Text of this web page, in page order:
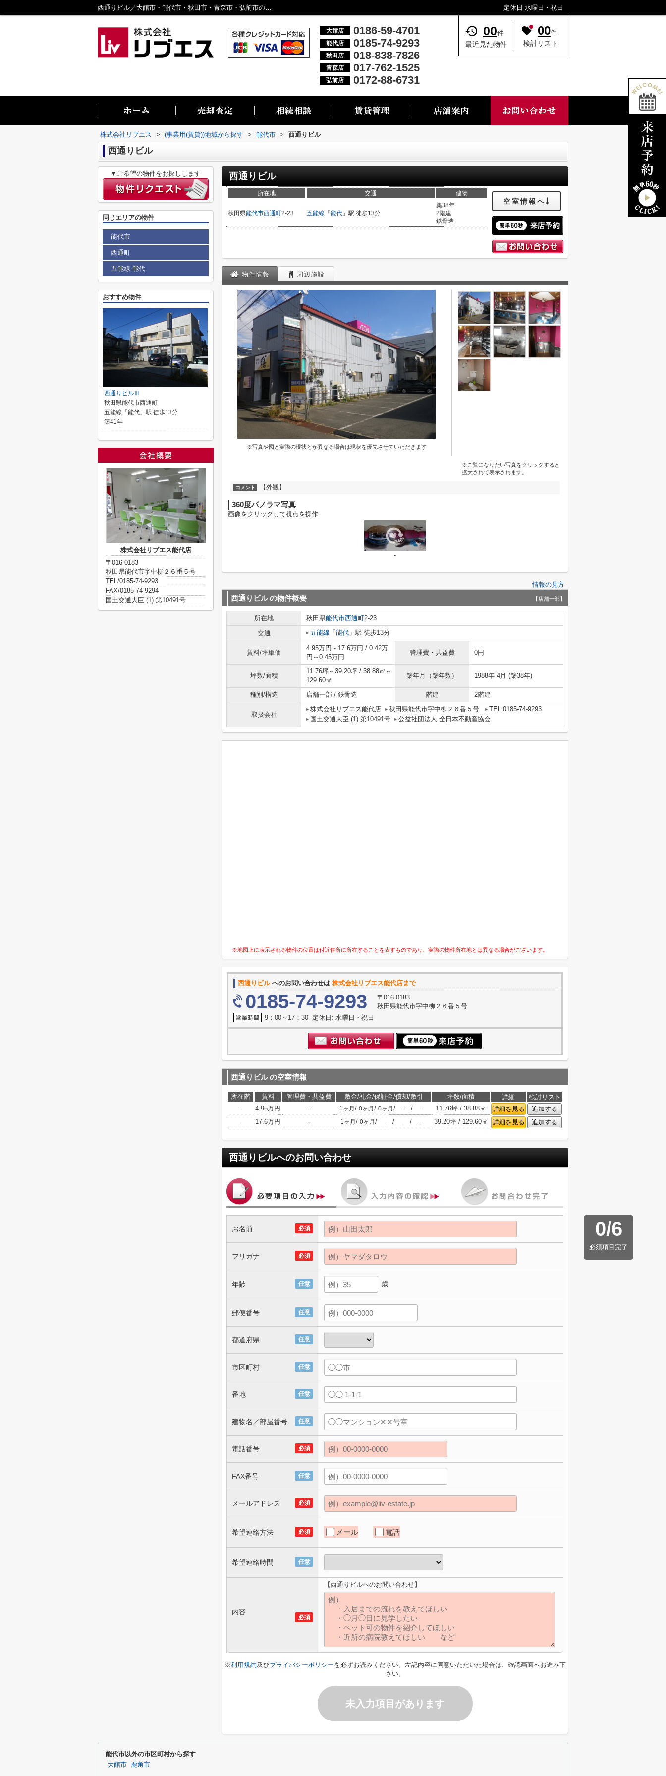
西通りビル／大館市・能代市・秋田市・青森市・弘前市の不動産情報なら株式会社リブエス 定休日 水曜日・祝日
大館店 0186-59-4701
能代店 0185-74-9293
秋田店 018-838-7826
青森店 017-762-1525
弘前店 0172-88-6731
00件
最近見た物件
00件
検討リスト
株式会社リブエス > (事業用(賃貸))地域から探す > 能代市 > 西通りビル
西通りビル
西通りビル
所在地 交通 建物
秋田県能代市西通町2-23 五能線 「 能代 」駅 徒歩13分
築38年
2階建
鉄骨造
空室情報へ
物件情報 周辺施設
※写真や図と実際の現状とが異なる場合は現状を優先させていただきます
※ご覧になりたい写真をクリックすると
拡大されて表示されます。
コメント 【外観】
360度パノラマ写真
画像をクリックして視点を操作
-
情報の見方
西通りビルの物件概要 【店舗一部】
所在地 秋田県能代市西通町2-23
交通
五能線 「 能代 」駅 徒歩13分
賃料/坪単価
4.95万円～17.6万円 / 0.42万
円～0.45万円
管理費・共益費 0円
坪数/面積
11.76坪～39.20坪 / 38.88㎡～
129.60㎡
築年月（築年数） 1988年 4月 (築38年)
種別/構造 店舗一部 / 鉄骨造 階建 2階建
取扱会社
株式会社リブエス能代店 秋田県能代市字中柳２６番５号
TEL:0185-74-9293
国土交通大臣 (1) 第10491号
公益社団法人 全日本不動産協会
※地図上に表示される物件の位置は付近住所に所在することを表すものであり、実際の物件所在地とは異なる場合がございます。
西通りビルへのお問い合わせは 株式会社リブエス能代店まで
0185-74-9293
〒016-0183
秋田県能代市字中柳２６番５号
9：00～17：30 定休日: 水曜日・祝日
西通りビルの空室情報
所在階 賃料 管理費・共益費 敷金/礼金/保証金/償却/敷引 坪数/面積 詳細
検討リスト
-
4.95万円 - 1ヶ月 / 0ヶ月 / 0ヶ月 / - / - 11.76坪 / 38.88㎡ 詳細を見る
追加する
-
17.6万円 - 1ヶ月 / 0ヶ月 / - / - / - 39.20坪 / 129.60㎡ 詳細を見る 追加する
西通りビルへのお問い合わせ
0/6
必須項目完了
必須
お名前
必須
フリガナ
任意
年齢 歳
任意
郵便番号
任意
都道府県
任意
市区町村
任意
番地
任意
建物名／部屋番号
必須
電話番号
任意
FAX番号
必須
メールアドレス
必須
希望連絡方法 メール 電話
任意
希望連絡時間
必須
内容
【西通りビルへのお問い合わせ】
※利用規約及びプライバシーポリシーを必ずお読みください。左記内容に同意いただいた場合は、確認画面へお進み下
さい。
未入力項目があります
▼ご希望の物件をお探しします
同じエリアの物件
能代市
西通町
五能線 能代
おすすめ物件
西通りビルⅢ
秋田県能代市西通町
五能線「能代」駅 徒歩13分
築41年
株式会社リブエス能代店
〒016-0183
秋田県能代市字中柳２６番５号
TEL/0185-74-9293
FAX/0185-74-9294
国土交通大臣 (1) 第10491号
能代市以外の市区町村から探す
大館市 鹿角市